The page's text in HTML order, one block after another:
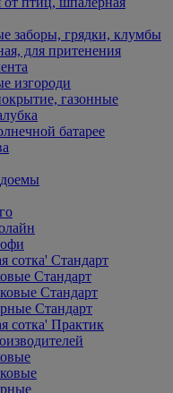
заборы, грядки, клумбы
для притенения
изгороди
газонные
батарее
сотка' Стандарт
Стандарт
Стандарт
Стандарт
сотка' Практик